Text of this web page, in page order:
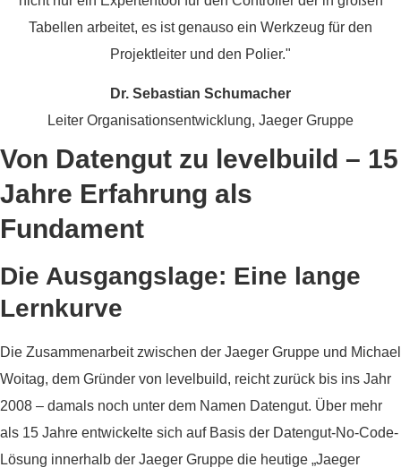
Tabellen arbeitet, es ist genauso ein Werkzeug für den
Projektleiter und den Polier."
Dr. Sebastian Schumacher
Leiter Organisationsentwicklung, Jaeger Gruppe
Von Datengut zu levelbuild – 15
Jahre Erfahrung als
Fundament
Die Ausgangslage: Eine lange
Lernkurve
Die Zusammenarbeit zwischen der Jaeger Gruppe und Michael
Woitag, dem Gründer von levelbuild, reicht zurück bis ins Jahr
2008 – damals noch unter dem Namen Datengut. Über mehr
als 15 Jahre entwickelte sich auf Basis der Datengut-No-Code-
Lösung innerhalb der Jaeger Gruppe die heutige „Jaeger